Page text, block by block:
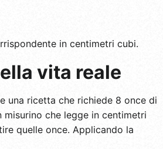
in centimetri cubi.
vita reale
una ricetta che richiede 8 once di
misurino che legge in centimetri
quelle once. Applicando la